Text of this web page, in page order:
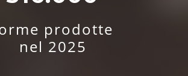
prodotte
nel 2025